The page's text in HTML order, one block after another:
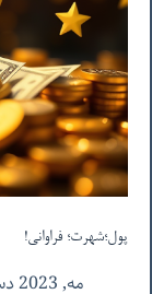
پول؛شهرت؛ فراوانی!
مه, 2023 دسته ها